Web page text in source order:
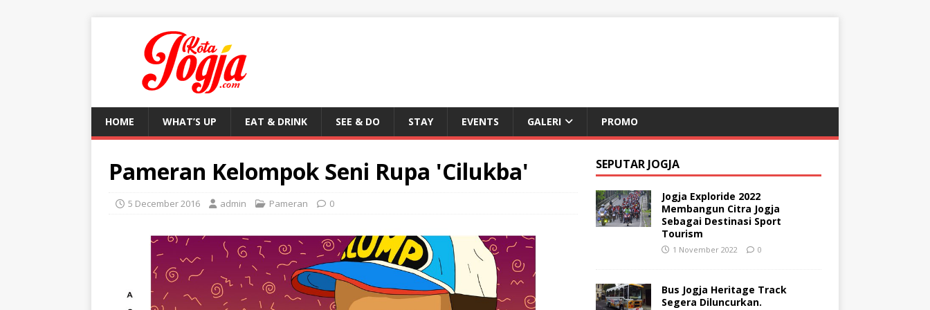
HOME WHAT’S UP EAT & DRINK SEE & DO STAY EVENTS GALERI PROMO
Pameran Kelompok Seni Rupa 'Cilukba'
5 December 2016 admin Pameran 0
SEPUTAR JOGJA
Jogja Exploride 2022
Membangun Citra Jogja
Sebagai Destinasi Sport
Tourism
1 November 2022 0
Bus Jogja Heritage Track
Segera Diluncurkan.